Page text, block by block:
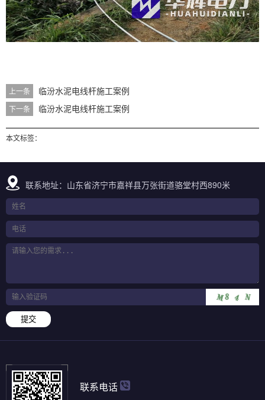
上一条 临汾水泥电线杆施工案例
下一条 临汾水泥电线杆施工案例
本文标签：
联系地址：山东省济宁市嘉祥县万张街道骆堂村西890米
提交
联系电话